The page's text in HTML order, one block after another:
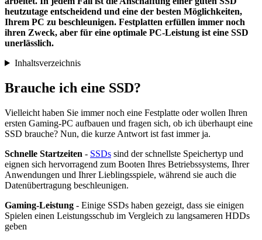
heutzutage entscheidend und eine der besten Möglichkeiten,
Ihrem PC zu beschleunigen. Festplatten erfüllen immer noch
ihren Zweck, aber für eine optimale PC-Leistung ist eine SSD
unerlässlich.
Inhaltsverzeichnis
Brauche ich eine SSD?
Vielleicht haben Sie immer noch eine Festplatte oder wollen Ihren
ersten Gaming-PC aufbauen und fragen sich, ob ich überhaupt eine
SSD brauche? Nun, die kurze Antwort ist fast immer ja.
Schnelle Startzeiten - SSDs sind der schnellste Speichertyp und
eignen sich hervorragend zum Booten Ihres Betriebssystems, Ihrer
Anwendungen und Ihrer Lieblingsspiele, während sie auch die
Datenübertragung beschleunigen.
Gaming-Leistung - Einige SSDs haben gezeigt, dass sie einigen
Spielen einen Leistungsschub im Vergleich zu langsameren HDDs
geben